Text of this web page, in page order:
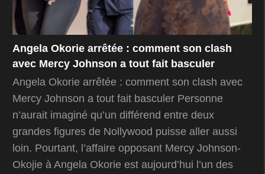
Angela Okorie arrêtée : comment son clash
avec Mercy Johnson a tout fait basculer
Angela Okorie arrêtée : comment son clash avec
Mercy Johnson a tout fait basculer Personne
n’aurait imaginé qu’un différend entre deux
grandes figures de Nollywood puisse aller aussi
loin. Pourtant, l’affaire opposant Mercy Johnson-
Okojie à Angela Okorie est aujourd’hui l’un des